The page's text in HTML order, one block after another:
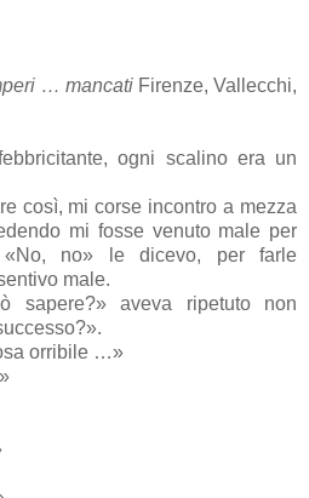
… mancatiFirenze, Vallecchi,
ogni scalino era un
così, mi corse incontro a mezza
mi fosse venuto male per
no» le dicevo, per farle
male.
sapere?» aveva ripetuto non
orribile …»